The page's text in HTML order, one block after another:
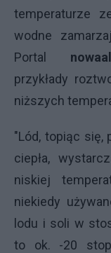
temperaturze
wodne
Portal
przykłady
niższych
"Lód, topiąc się,
ciepła,
niskiej
niekiedy
lodu i soli w
to ok. -20